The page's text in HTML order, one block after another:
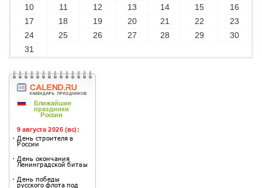
10 11 12 13 14 15
16
17
18 19 20 21 22
23
24
25 26 27 28 29
30
31